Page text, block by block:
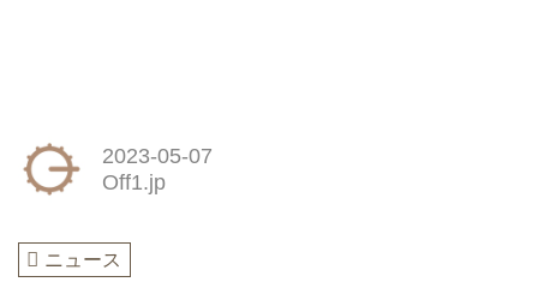
2023-05-07
Off1.jp
ニュース